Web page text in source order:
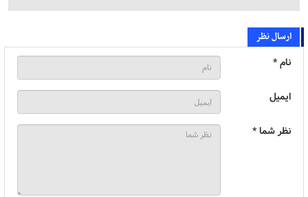
ارسال نظر
نام *
ایمیل
نظر شما *